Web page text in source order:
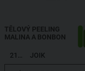
TĚLOVÝ PEELING
MALINA A BONBON
JOIK